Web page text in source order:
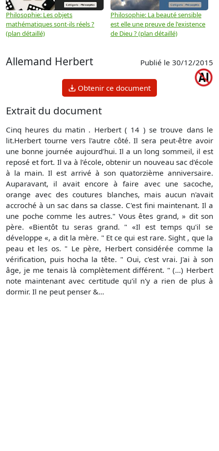
Philosophie: Les objets
mathématiques sont-ils réels ?
(plan détaillé)
Philosophie: La beauté sensible
est elle une preuve de l'existence
de Dieu ? (plan détaillé)
Allemand Herbert Publié le 30/12/2015
Obtenir ce document
Extrait du document
Cinq heures du matin . Herbert ( 14 ) se trouve dans le
lit.Herbert tourne vers l'autre côté. Il sera peut-être avoir
une bonne journée aujourd’hui. Il a un long sommeil, il est
reposé et fort. Il va à l’école, obtenir un nouveau sac d'école
à la main. Il est arrivé à son quatorzième anniversaire.
Auparavant, il avait encore à faire avec une sacoche,
orange avec des coutures blanches, mais aucun n'avait
accroché à un sac dans sa classe. C'est fini maintenant. Il a
une poche comme les autres." Vous êtes grand, » dit son
père. «Bientôt tu seras grand. " «Il est temps qu'il se
développe «, a dit la mère. " Et ce qui est rare. Sight , que la
peau et les os. " Le père, Herbert considérée comme la
vérification, puis hocha la tête. " Oui, c'est vrai. J'ai à son
âge, je me tenais là complètement différent. " (...) Herbert
note maintenant avec certitude qu'il n'y a rien de plus à
dormir. Il ne peut penser &...